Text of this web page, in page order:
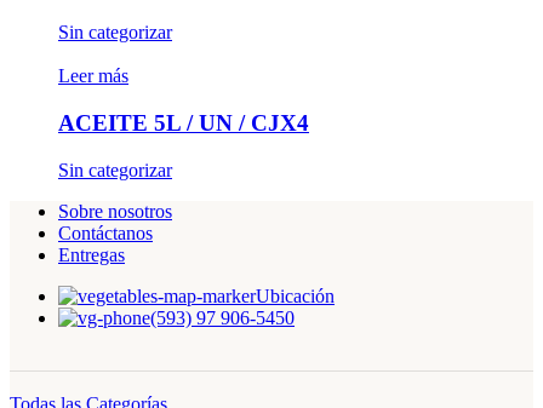
Sin categorizar
Leer más
ACEITE 5L / UN / CJX4
Sin categorizar
Sobre nosotros
Contáctanos
Entregas
Ubicación
(593) 97 906-5450
Todas las Categorías